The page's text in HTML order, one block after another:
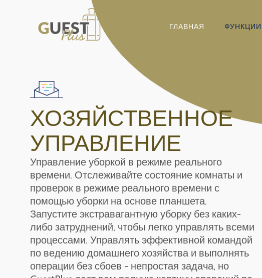
ГЛАВНАЯ ФУНКЦИИ
ХОЗЯЙСТВЕННОЕ
УПРАВЛЕНИЕ
Управление уборкой в режиме реального
времени. Отслеживайте состояние комнаты и
проверок в режиме реального времени с
помощью уборки на основе планшета.
Запустите экстравагантную уборку без каких-
либо затруднений, чтобы легко управлять всеми
процессами. Управлять эффективной командой
по ведению домашнего хозяйства и выполнять
операции без сбоев - непростая задача, но